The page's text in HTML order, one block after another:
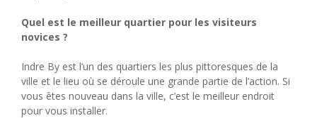
Quel est le meilleur quartier pour les visiteurs
novices ?
Indre By est l’un des quartiers les plus pittoresques de la
ville et le lieu où se déroule une grande partie de l’action. Si
vous êtes nouveau dans la ville, c’est le meilleur endroit
pour vous installer.